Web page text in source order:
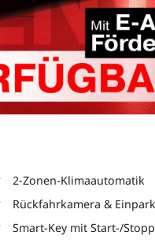
2-Zonen-Klimaautomatik
Rückfahrkamera &
Smart-Key mit Start-/